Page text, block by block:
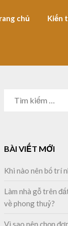
chủ Kiến
BÀI VIẾT MỚI
Khi nào nên bố trí
Làm nhà gỗ trên
về phong thuỷ?
Vì sao nên chọn